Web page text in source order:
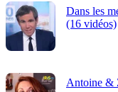
Dans les
(16 vidéos)
Antoine &